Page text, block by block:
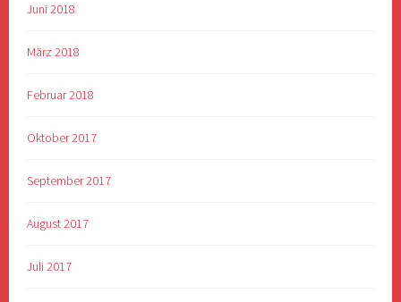
Juni 2018
März 2018
Februar 2018
Oktober 2017
September 2017
August 2017
Juli 2017